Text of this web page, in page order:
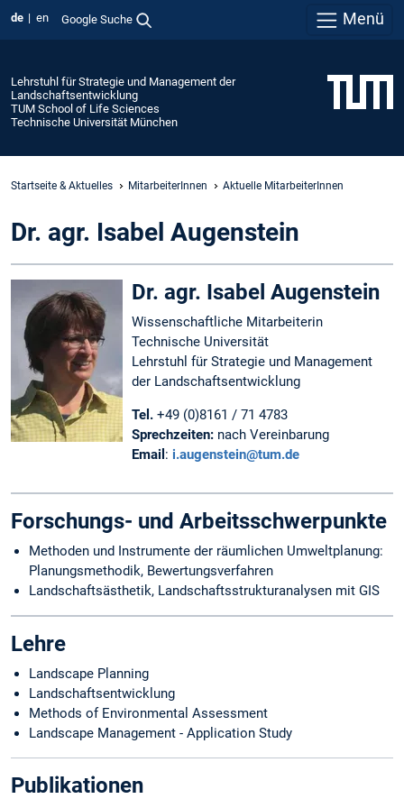
de en Google Suche Menü
Lehrstuhl für Strategie und Management der
Landschaftsentwicklung
TUM School of Life Sciences
Technische Universität München
Startseite & Aktuelles MitarbeiterInnen Aktuelle MitarbeiterInnen
Dr. agr. Isabel Augenstein
Dr. agr. Isabel Augenstein
Wissenschaftliche Mitarbeiterin
Technische Universität
Lehrstuhl für Strategie und Management
der Landschaftsentwicklung
Tel. +49 (0)8161 / 71 4783
Sprechzeiten: nach Vereinbarung
Email : i.augenstein@tum.de
Forschungs- und Arbeitsschwerpunkte
Methoden und Instrumente der räumlichen Umweltplanung:
Planungsmethodik, Bewertungsverfahren
Landschaftsästhetik, Landschaftsstrukturanalysen mit GIS
Lehre
Landscape Planning
Landschaftsentwicklung
Methods of Environmental Assessment
Landscape Management - Application Study
Publikationen